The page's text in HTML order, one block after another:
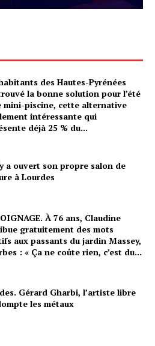
des Hautes-Pyrénées
la bonne solution pour l’été
mini-piscine, cette alternative
intéressante qui
déjà 25 % du...
a ouvert son propre salon de
à Lourdes
À 76 ans, Claudine
gratuitement des mots
aux passants du jardin Massey,
: « Ça ne coûte rien, c’est du...
Gérard Gharbi, l’artiste libre
les métaux